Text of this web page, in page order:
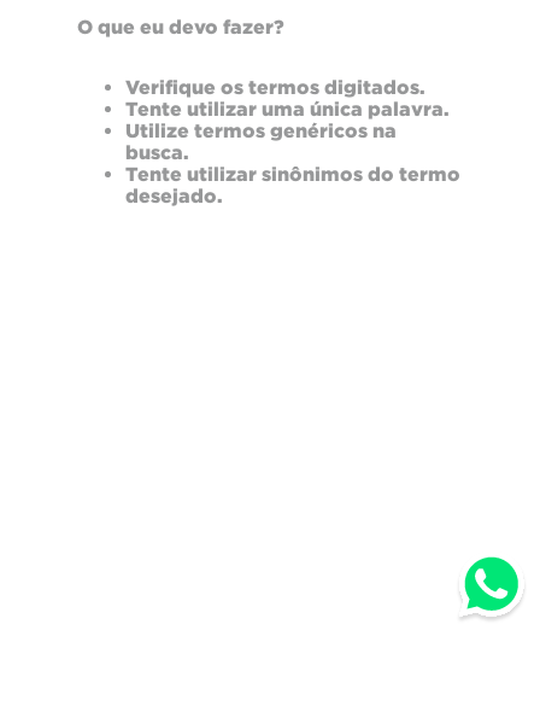
O que eu devo fazer?
Verifique os termos digitados.
Tente utilizar uma única palavra.
Utilize termos genéricos na
busca.
Tente utilizar sinônimos do termo
desejado.